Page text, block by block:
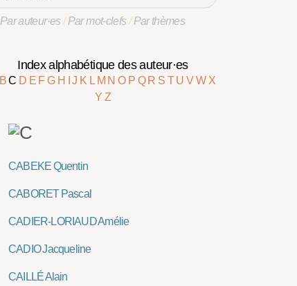
Par auteur·es/Par mot-clefs/Par thèmes
Index alphabétique des auteur·es
BC D E FG H IJ K L M NO P Q R S TUVW X
Y Z
CABEKE Quentin
CABORET Pascal
CADIER-LORIAUD Amélie
CADIO Jacqueline
CAILLÉ Alain